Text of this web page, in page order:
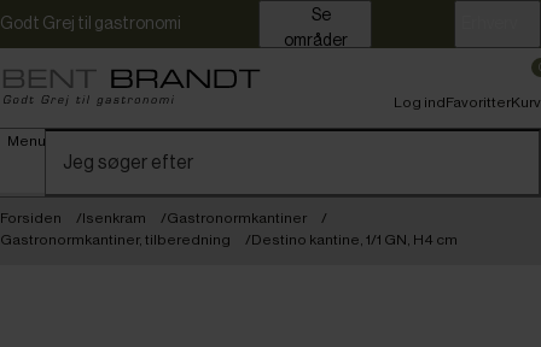
Godt Grej til gastronomi
områder
Menu
Log indFavoritterKurv
Forsiden Isenkram
Gastronormkantiner
Gastronormkantiner, tilberedning
Destino kantine, 1/1 GN, H4 cm